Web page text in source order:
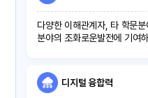
다양한 이해관계자, 타 학문
분야의 조화로운발전에 기여
디지털 융합력